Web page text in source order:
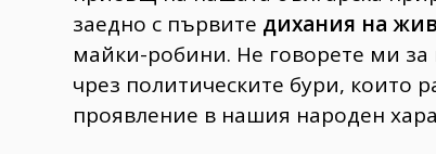
заедно с първите дихания на
майки-робини. Не говорете ми
чрез политическите бури, които
проявление в нашия народен